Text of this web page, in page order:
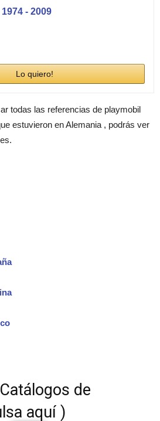
- 2009
Lo quiero!
todas las referencias de playmobil
estuvieron en Alemania , podrás ver
de
aquí )